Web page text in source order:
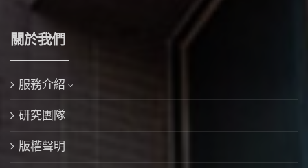
關於我們
服務介紹
研究團隊
版權聲明